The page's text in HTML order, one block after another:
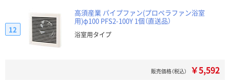
高須産業 パイプファン(プロペラファン浴室
用)φ100 PFS2-100Y 1個（直送品）
浴室用タイプ
12
販売価格（税込） ￥5,592